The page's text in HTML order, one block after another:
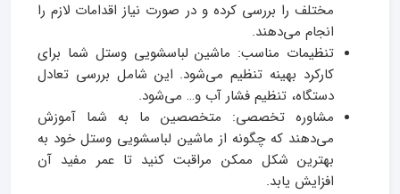
مختلف را بررسی کرده و در صورت نیاز اقدامات لازم را
انجام می‌دهند.
تنظیمات مناسب: ماشین لباسشویی وستل شما برای
کارکرد بهینه تنظیم می‌شود. این شامل بررسی تعادل
دستگاه، تنظیم فشار آب و… می‌شود.
مشاوره تخصصی: متخصصین ما به شما آموزش
می‌دهند که چگونه از ماشین لباسشویی وستل خود به
بهترین شکل ممکن مراقبت کنید تا عمر مفید آن
افزایش یابد.